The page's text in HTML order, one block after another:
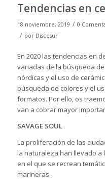
Tendencias en
18 noviembre, 2019 / 0
/ por Discesur
En 2020 las tendencias en
variadas de la búsqueda
nórdicas y el uso de
búsqueda de colores y el
formatos. Por ello, os
van a cobrar mayor
SAVAGE SOUL
La proliferación de las
la naturaleza han llevado a
en el que se recrean
marineras.